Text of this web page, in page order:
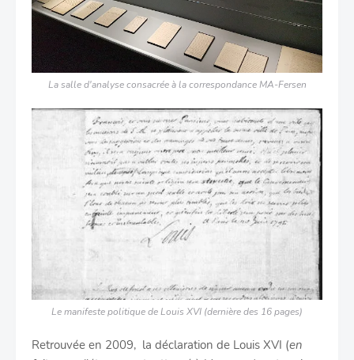
La salle d'analyse consacrée à la correspondance MA-Fersen
Le manifeste politique de Louis XVI (dernière des 16 pages)
Retrouvée en 2009, la déclaration de Louis XVI (en